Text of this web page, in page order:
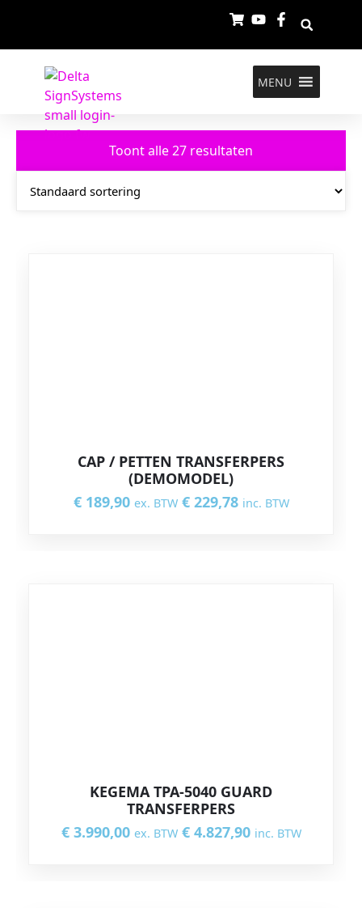
MENU
Toont alle 27 resultaten
CAP / PETTEN TRANSFERPERS
(DEMOMODEL)
€189,90 ex. BTW €229,78 inc. BTW
KEGEMA TPA-5040 GUARD
TRANSFERPERS
€3.990,00 ex. BTW €4.827,90 inc. BTW